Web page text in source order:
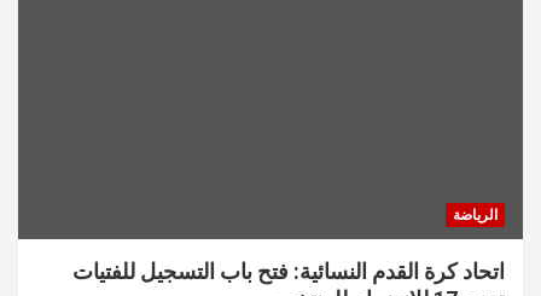
الرياضة
اتحاد كرة القدم النسائية: فتح باب التسجيل للفتيات